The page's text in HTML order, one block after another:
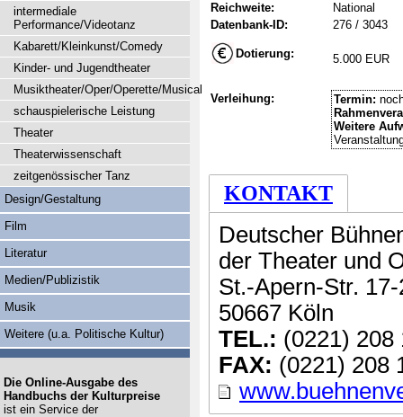
Reichweite:
National
Datenbank-ID:
276 / 3043
Dotierung: 5.000 EUR
Verleihung: Termin:
Weitere
KONTAKT
Deutscher
der Theater und
St.-Apern-Str.
50667 Köln
TEL.: (0221) 208
FAX: (0221) 208
intermediale
Performance/Videotanz
Kabarett/Kleinkunst/Comedy
Kinder- und Jugendtheater
Musiktheater/Oper/Operette/Musical
schauspielerische Leistung
Theater
Theaterwissenschaft
zeitgenössischer Tanz
Design/Gestaltung
Film
Literatur
Medien/Publizistik
Musik
Weitere (u.a. Politische Kultur)
Die Online-Ausgabe des
Handbuchs der Kulturpreise
ist ein Service der